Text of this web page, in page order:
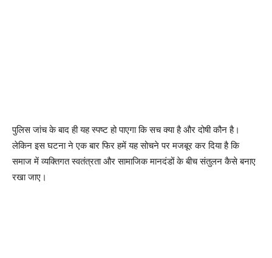
पुलिस जांच के बाद ही यह स्पष्ट हो पाएगा कि सच क्या है और दोषी कौन है।
लेकिन इस घटना ने एक बार फिर हमें यह सोचने पर मजबूर कर दिया है कि
समाज में व्यक्तिगत स्वतंत्रता और सामाजिक मानदंडों के बीच संतुलन कैसे बनाए
रखा जाए।